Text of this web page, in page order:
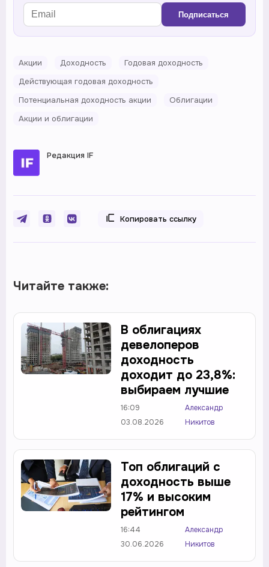
Подписаться
Акции Доходность
Годовая доходность
Действующая годовая доходность
Потенциальная доходность акции
Облигации
Акции и облигации
Редакция IF
Копировать ссылку
Читайте также:
В облигациях
девелоперов
доходность
доходит до 23,8%:
выбираем лучшие
16:09
03.08.2026
Александр
Никитов
Топ облигаций с
доходность выше
17% и высоким
рейтингом
16:44
30.06.2026
Александр
Никитов